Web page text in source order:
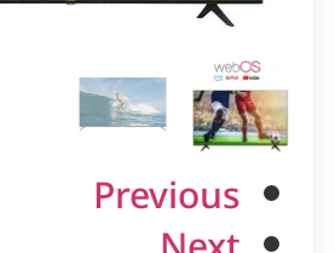
Previous